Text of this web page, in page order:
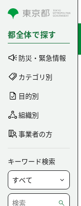
コンテンツにスキップ
都全体で探す
防災・緊急情報
カテゴリ別
目的別
組織別
事業者の方
キーワード検索